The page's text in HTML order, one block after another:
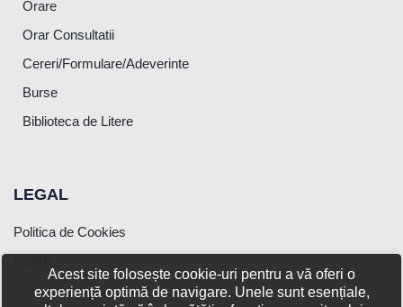
Orare
Orar Consultatii
Cereri/Formulare/Adeverinte
Burse
Biblioteca de Litere
LEGAL
Politica de Cookies
Acest site folosește cookie-uri pentru a vă oferi o
experiență optimă de navigare. Unele sunt esențiale,